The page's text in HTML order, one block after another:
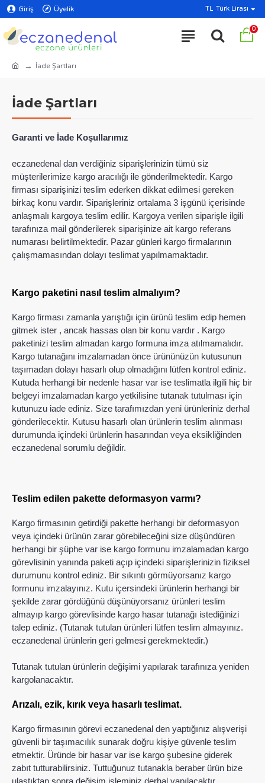
Giriş Üyelik TL Türk Lirası
0
İade Şartları
İade Şartları
Garanti ve İade Koşullarımız
eczanedenal dan verdiğiniz siparişlerinizin tümü siz
müşterilerimize kargo aracılığı ile gönderilmektedir. Kargo
firması siparişinizi teslim ederken dikkat edilmesi gereken
birkaç konu vardır. Siparişleriniz ortalama 3 işgünü içerisinde
anlaşmalı kargoya teslim edilir. Kargoya verilen siparişle ilgili
tarafınıza mail gönderilerek siparişinize ait kargo referans
numarası belirtilmektedir. Pazar günleri kargo firmalarının
çalışmamasından dolayı teslimat yapılmamaktadır.
Kargo paketini nasıl teslim almalıyım?
Kargo firması zamanla yarıştığı için ürünü teslim edip hemen
gitmek ister , ancak hassas olan bir konu vardır . Kargo
paketinizi teslim almadan kargo formuna imza atılmamalıdır.
Kargo tutanağını imzalamadan önce ürününüzün kutusunun
taşımadan dolayı hasarlı olup olmadığını lütfen kontrol ediniz.
Kutuda herhangi bir nedenle hasar var ise teslimatla ilgili hiç bir
belgeyi imzalamadan kargo yetkilisine tutanak tutulması için
kutunuzu iade ediniz. Size tarafımızdan yeni ürünleriniz derhal
gönderilecektir. Kutusu hasarlı olan ürünlerin teslim alınması
durumunda içindeki ürünlerin hasarından veya eksikliğinden
eczanedenal sorumlu değildir.
Teslim edilen pakette deformasyon varmı?
Kargo firmasının getirdiği pakette herhangi bir deformasyon
veya içindeki ürünün zarar görebileceğini size düşündüren
herhangi bir şüphe var ise kargo formunu imzalamadan kargo
görevlisinin yanında paketi açıp içindeki siparişlerinizin fiziksel
durumunu kontrol ediniz. Bir sıkıntı görmüyorsanız kargo
formunu imzalayınız. Kutu içersindeki ürünlerin herhangi bir
şekilde zarar gördüğünü düşünüyorsanız ürünleri teslim
almayıp kargo görevlisinde kargo hasar tutanağı istediğinizi
talep ediniz. (Tutanak tutulan ürünleri lütfen teslim almayınız.
eczanedenal ürünlerin geri gelmesi gerekmektedir.)
Tutanak tutulan ürünlerin değişimi yapılarak tarafınıza yeniden
kargolanacaktır.
Arızalı, ezik, kırık veya hasarlı teslimat.
Kargo firmasının görevi eczanedenal den yaptığınız alışverişi
güvenli bir taşımacılık sunarak doğru kişiye güvenle teslim
etmektir. Üründe bir hasar var ise kargo şubesine giderek
zabıt tutturabilirsiniz. Tuttuğunuz tutanakla beraber ürün bize
ulaştıktan sonra değişim işleminiz derhal yapılacaktır.